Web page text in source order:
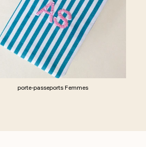
porte-passeports Femmes